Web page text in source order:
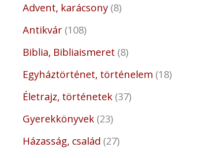
Advent, karácsony 8
Antikvár 108
Biblia, Bibliaismeret 8
Egyháztörténet, történelem 18
Életrajz, történetek 37
Gyerekkönyvek 23
Házasság, család 27